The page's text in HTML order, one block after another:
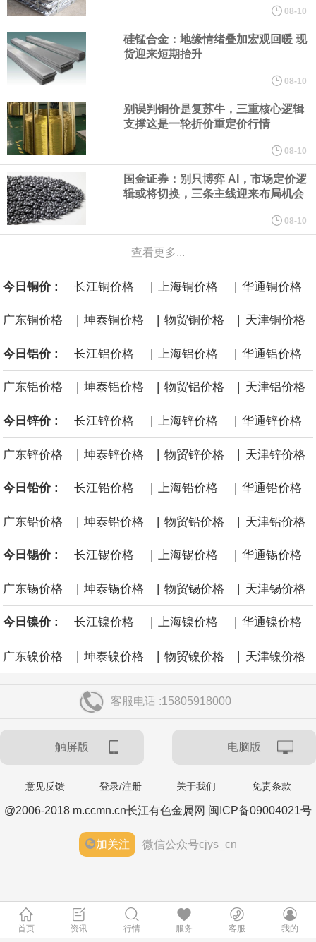
规划建设一批大型现代化煤矿，提升规模化集约化开发水平，2030
年，五大煤炭供应保障基地产量占全国比重超80%。东中部地区统
筹本地区用能需求，合理控制开发节奏，根据资源条件加强评估论
证，适度建设接续煤矿。
国家发展改革委、国家能源局印发《煤炭工业发展“十五五”规划》。
其中提到，提高资源开发准入标准。坚持先立后破，统筹煤矿关闭
退出与区域供应保障，按照市场化法治化原则，推动落后产能煤矿
有序退出。西部地区优化生产结构，加快淘汰技术装备差、与生态
敏感区重叠煤矿。东中部地区稳妥推进灾害严重不能有效治理、资
源枯竭煤矿退出，妥善做好遗留问题处置和职工安置。西南、东北
等地区因地制宜设置政策标准，合理引导资源条件差、安全保障程
度低的中小煤矿退出，运用政策引导、市场手段等加快推动长期停
产停建煤矿应退尽退。
伦敦金属交易所(LME)：镍库存持平。
伦敦金属交易所(LME)：铜库存减少4675吨。
8月10日消息，在岸人民币兑美元收盘报6.7442，较上一交易日上
涨59点。
08-10
硅锰合金：地缘情绪叠加宏观回暖 现
货迎来短期抬升
08-10
别误判铜价是复苏牛，三重核心逻辑
支撑这是一轮折价重定价行情
08-10
国金证券：别只博弈 AI，市场定价逻
辑或将切换，三条主线迎来布局机会
08-10
查看更多...
今日铜价 : 长江铜价格 | 上海铜价格 | 华通铜价格
广东铜价格 | 坤泰铜价格 | 物贸铜价格 | 天津铜价格
今日铝价 : 长江铝价格 上海铝价格 华通铝价格
广东铝价格 | 坤泰铝价格 | 物贸铝价格 | 天津铝价格
今日锌价 : 长江锌价格 上海锌价格 华通锌价格
广东锌价格 | 坤泰锌价格 | 物贸锌价格 | 天津锌价格
今日铅价 : 长江铅价格 | 上海铅价格 | 华通铅价格
广东铅价格 坤泰铅价格 物贸铅价格 天津铅价格
今日锡价 : 长江锡价格 | 上海锡价格 | 华通锡价格
广东锡价格 坤泰锡价格 物贸锡价格 天津锡价格
今日镍价 : 长江镍价格 | 上海镍价格 | 华通镍价格
广东镍价格 | 坤泰镍价格 | 物贸镍价格 | 天津镍价格
客服电话 :15805918000
触屏版 电脑版
意见反馈 登录/注册 关于我们 免责条款
@2006-2018 m.ccmn.cn长江有色金属网 闽ICP备09004021号
加关注 微信公众号cjys_cn
首页 资讯 行情 服务 客服 我的